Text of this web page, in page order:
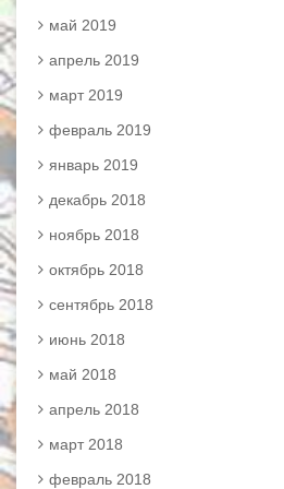
май 2019
апрель 2019
март 2019
февраль 2019
январь 2019
декабрь 2018
ноябрь 2018
октябрь 2018
сентябрь 2018
июнь 2018
май 2018
апрель 2018
март 2018
февраль 2018